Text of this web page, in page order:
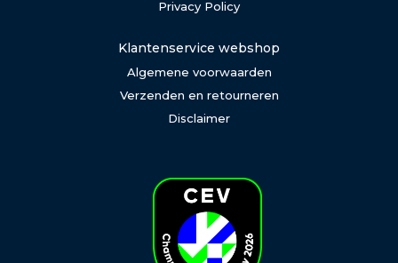
Privacy Policy
Klantenservice webshop
Algemene voorwaarden
Verzenden en retourneren
Disclaimer